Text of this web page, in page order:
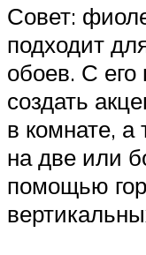
Совет:
подходит
обоев. С
создать
в комнате, а
на две или
помощью